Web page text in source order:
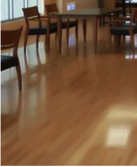
酷澎「爸氣父親節」國際官
罕病博士彭士齊 輪椅上的生